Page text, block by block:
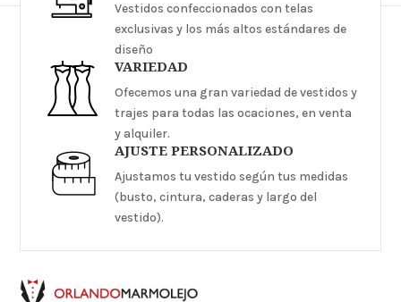
Vestidos confeccionados con telas
exclusivas y los más altos estándares de
diseño
VARIEDAD
Ofecemos una gran variedad de vestidos y
trajes para todas las ocaciones, en venta
y alquiler.
AJUSTE PERSONALIZADO
Ajustamos tu vestido según tus medidas
(busto, cintura, caderas y largo del
vestido).